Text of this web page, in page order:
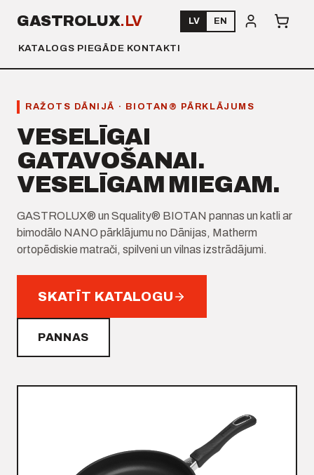
GASTROLUX.LV
KATALOGS PIEGĀDE KONTAKTI
LV EN
RAŽOTS DĀNIJĀ · BIOTAN® PĀRKLĀJUMS
VESELĪGAI
GATAVOŠANAI.
VESELĪGAM MIEGAM.
GASTROLUX® un Squality® BIOTAN pannas un katli ar
bimodālo NANO pārklājumu no Dānijas, Matherm
ortopēdiskie matrači, spilveni un vilnas izstrādājumi.
SKATĪT KATALOGU
PANNAS